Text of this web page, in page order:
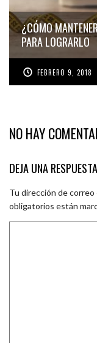
¿CÓMO
PARA LOGRARLO
FEBRERO 9, 2018
NO HAY
DEJA UNA RESPUESTA
Tu dirección de
obligatorios están